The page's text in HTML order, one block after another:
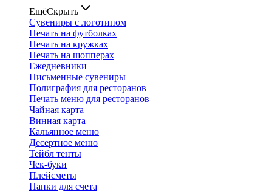
ЕщёСкрыть
Сувениры с логотипом
Печать на футболках
Печать на кружках
Печать на шопперах
Ежедневники
Письменные сувениры
Полиграфия для ресторанов
Печать меню для ресторанов
Чайная карта
Винная карта
Кальянное меню
Десертное меню
Тейбл тенты
Чек-буки
Плейсметы
Папки для счета